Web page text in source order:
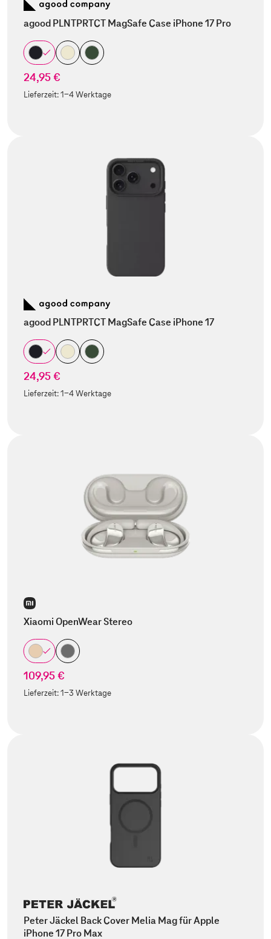
agood PLNTPRTCT MagSafe Case iPhone 17 Pro
24,95 €
Lieferzeit:1-4 Werktage
agood PLNTPRTCT MagSafe Case iPhone 17
24,95 €
Lieferzeit:1-4 Werktage
Xiaomi OpenWear Stereo
109,95 €
Lieferzeit:1-3 Werktage
Peter Jäckel Back Cover Melia Mag für Apple
iPhone 17 Pro Max